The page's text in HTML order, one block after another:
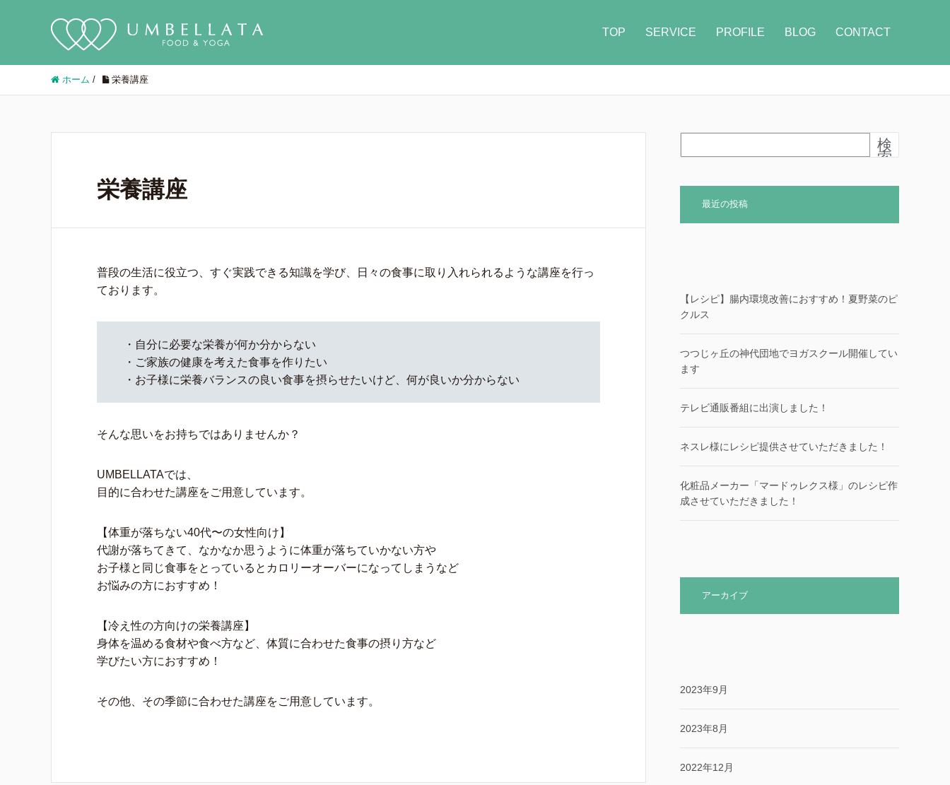
TOP SERVICE PROFILE BLOG CONTACT
ホーム / 栄養講座
栄養講座
普段の生活に役立つ、すぐ実践できる知識を学び、日々の食事に取り入れられるような講座を行っ
ております。
・自分に必要な栄養が何か分からない
・ご家族の健康を考えた食事を作りたい
・お子様に栄養バランスの良い食事を摂らせたいけど、何が良いか分からない
そんな思いをお持ちではありませんか？
UMBELLATAでは、
目的に合わせた講座をご用意しています。
【体重が落ちない40代〜の女性向け】
代謝が落ちてきて、なかなか思うように体重が落ちていかない方や
お子様と同じ食事をとっているとカロリーオーバーになってしまうなど
お悩みの方におすすめ！
【冷え性の方向けの栄養講座】
身体を温める食材や食べ方など、体質に合わせた食事の摂り方など
学びたい方におすすめ！
その他、その季節に合わせた講座をご用意しています。
検
索
最近の投稿
【レシピ】腸内環境改善におすすめ！夏野菜のピ
クルス
つつじヶ丘の神代団地でヨガスクール開催してい
ます
テレビ通販番組に出演しました！
ネスレ様にレシピ提供させていただきました！
化粧品メーカー「マードゥレクス様」のレシピ作
成させていただきました！
アーカイブ
2023年9月
2023年8月
2022年12月